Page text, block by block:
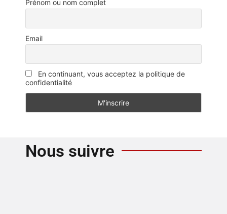
Prénom ou nom complet
Email
En continuant, vous acceptez la politique de
confidentialité
Nous suivre